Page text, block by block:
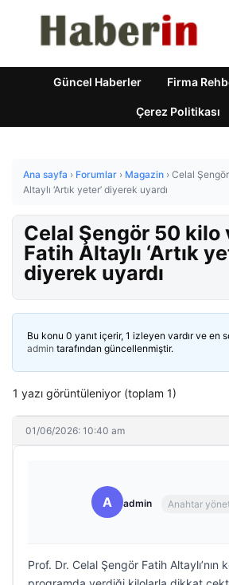
Güncel Haberler Firma
Çerez Politikası
Ana sayfa › Forumlar › Magazin › Celal
Altaylı ‘Artık yeter’ diyerek uyardı
Celal Şengör 50 kilo
Fatih Altaylı ‘Artık
diyerek uyardı
Bu konu 0 yanıt içerir, 1 izleyen vardır ve en
admin tarafından güncellenmiştir.
1 yazı görüntüleniyor (toplam 1)
01/06/2026: 10:40 am
A admin Anahtar
Prof. Dr. Celal Şengör Fatih Altaylı’nın